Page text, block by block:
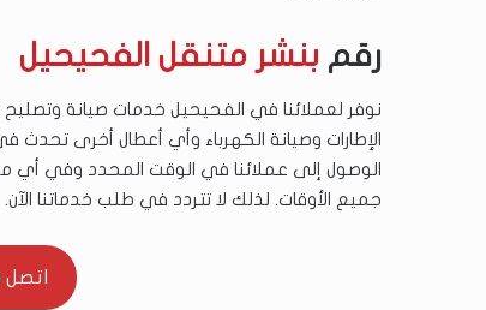
رقم بنشر متنقل الفحيحيل
الإطارات وصيانة الكهرباء وأي أعطال أخرى
الوصول إلى عملائنا في الوقت المحدد وفي أي
جميع الأوقات. لذلك لا تتردد في طلب خدماتنا الآن.
اتصل